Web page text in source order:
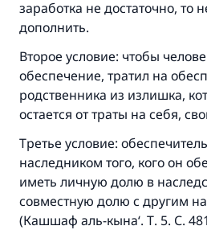
заработка не достаточно, то
дополнить.
Второе условие: чтобы
обеспечение, тратил на
родственника из излишка,
остается от траты на себя,
Третье условие:
наследником того, кого он
иметь личную долю в
совместную долю с другим
(Кашшаф аль-кына‘. Т. 5. С.